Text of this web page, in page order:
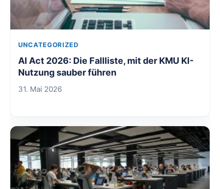
UNCATEGORIZED
AI Act 2026: Die Fallliste, mit der KMU KI-
Nutzung sauber führen
31. Mai 2026